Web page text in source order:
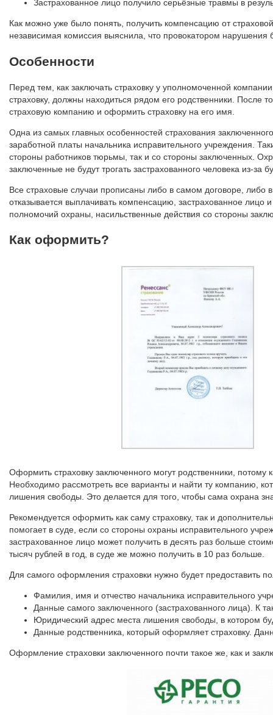
Застрахованное лицо получило серьёзные травмы в
Как можно уже было понять, получить компенсацию от
независимая комиссия выяснила, что провокатором
Особенности
Перед тем, как заключать страховку у уполномоченной
страховку, должны находиться рядом его родственники. После
страховую компанию и оформить страховку на его имя.
Одна из самых главных особенностей страхования
заработной платы начальника исправительного учреждения.
стороны работников тюрьмы, так и со стороны заключенных.
заключенные не будут трогать застрахованного человека из-за
Все страховые случаи прописаны либо в самом договоре, либо
отказывается выплачивать компенсацию, застрахованное
полномочий охраны, насильственные действия со стороны
Как оформить?
Оформить страховку заключенного могут родственники,
Необходимо рассмотреть все варианты и найти ту компанию,
лишения свободы. Это делается для того, чтобы сама охрана
Рекомендуется оформить как саму страховку, так и
помогает в суде, если со стороны охраны исправительного
застрахованное лицо может получить в десять раз больше
тысяч рублей в год, в суде же можно получить в 10 раз больше.
Для самого оформления страховки нужно будет предоставить
Фамилия, имя и отчество начальника исправительного
Данные самого заключенного (застрахованного лица). К
Юридический адрес места лишения свободы, в котором
Данные родственника, который оформляет страховку.
Оформление страховки заключенного почти такое же, как и